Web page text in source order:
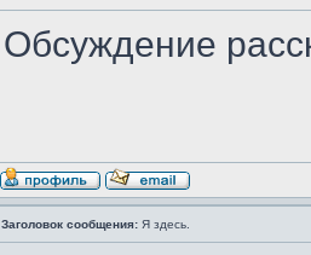
Обсуждение
Заголовок сообщения: Я здесь.